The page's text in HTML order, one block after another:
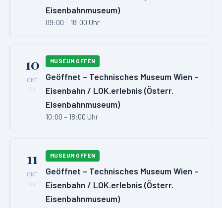
Eisenbahnmuseum)
09:00 – 18:00 Uhr
10
OKT
Sa
MUSEUM OFFEN
Geöffnet – Technisches Museum Wien –
Eisenbahn / LOK.erlebnis (Österr.
Eisenbahnmuseum)
10:00 – 18:00 Uhr
11
OKT
So
MUSEUM OFFEN
Geöffnet – Technisches Museum Wien –
Eisenbahn / LOK.erlebnis (Österr.
Eisenbahnmuseum)